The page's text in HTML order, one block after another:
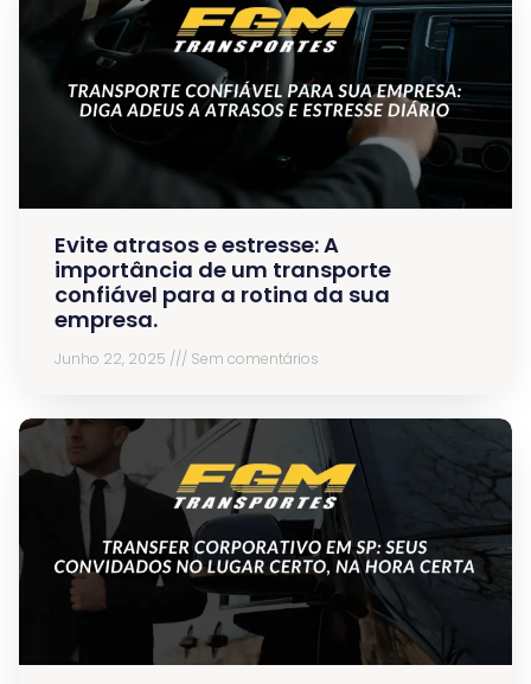
Evite atrasos e estresse: A
importância de um transporte
confiável para a rotina da sua
empresa.
Junho 22, 2025 Sem comentários